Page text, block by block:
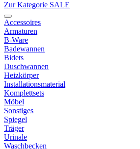
Zur Kategorie SALE
Accessoires
Armaturen
B-Ware
Badewannen
Bidets
Duschwannen
Heizkörper
Installationsmaterial
Komplettsets
Möbel
Sonstiges
Spiegel
Träger
Urinale
Waschbecken